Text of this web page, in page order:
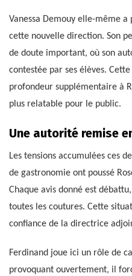
Vanessa Demouy elle-même
cette nouvelle direction. Son
de doute important, où son
contestée par ses élèves.
profondeur supplémentaire à
plus relatable pour le public.
Une autorité remise
Les tensions accumulées ces
de gastronomie ont poussé
Chaque avis donné est
toutes les coutures. Cette
confiance de la directrice
Ferdinand joue ici un rôle de
provoquant ouvertement, il